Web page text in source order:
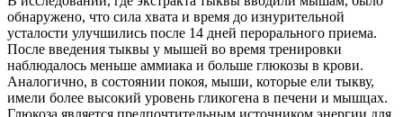
обнаружено, что сила хвата и время до изнурительной
усталости улучшились после 14 дней перорального приема.
После введения тыквы у мышей во время тренировки
наблюдалось меньше аммиака и больше глюкозы в крови.
Аналогично, в состоянии покоя, мыши, которые ели тыкву,
имели более высокий уровень гликогена в печени и мышцах.
Глюкоза является предпочтительным источником энергии для